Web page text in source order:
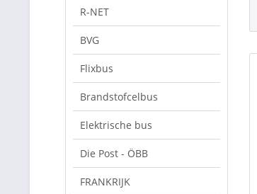
R-NET
BVG
Flixbus
Brandstofcelbus
Elektrische bus
Die Post - ÖBB
FRANKRIJK